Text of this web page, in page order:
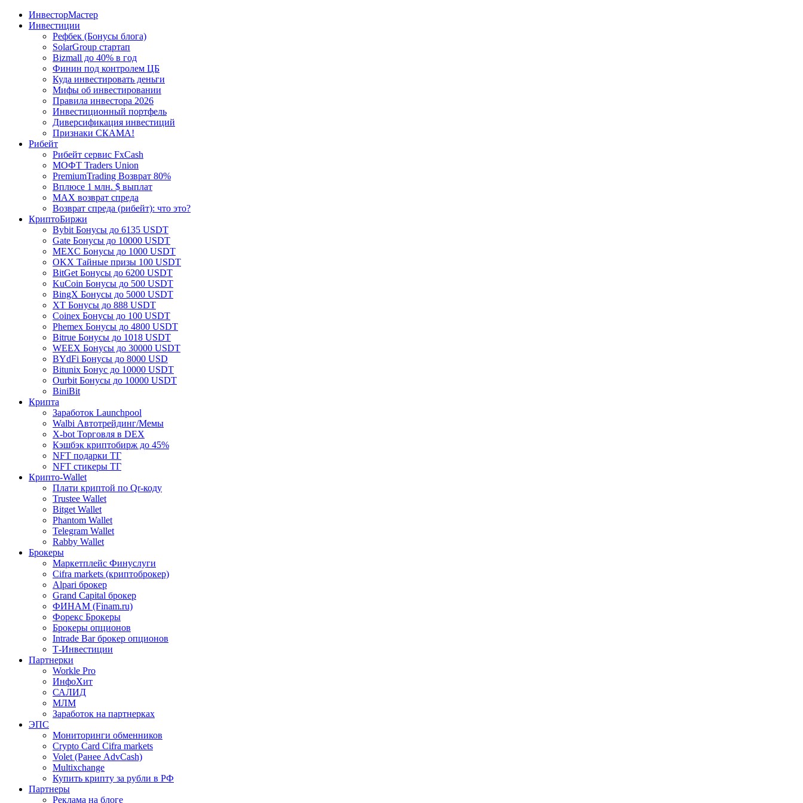
ИнвесторМастер
Инвестиции
Рефбек (Бонусы блога)
SolarGroup стартап
Bizmall до 40% в год
Финин под контролем ЦБ
Куда инвестировать деньги
Мифы об инвестировании
Правила инвестора 2026
Инвестиционный портфель
Диверсификация инвестиций
Признаки СКАМА!
Рибейт
Рибейт сервис FxCash
МОФТ Traders Union
PremiumTrading Возврат 80%
Вплюсе 1 млн. $ выплат
MAX возврат спреда
Возврат спреда (рибейт): что это?
КриптоБиржи
Bybit Бонусы до 6135 USDT
Gate Бонусы до 10000 USDT
MEXC Бонусы до 1000 USDT
OKX Тайные призы 100 USDT
BitGet Бонусы до 6200 USDT
KuCoin Бонусы до 500 USDT
BingX Бонусы до 5000 USDT
XT Бонусы до 888 USDT
Coinex Бонусы до 100 USDT
Phemex Бонусы до 4800 USDT
Bitrue Бонусы до 1018 USDT
WEEX Бонусы до 30000 USDT
BYdFi Бонусы до 8000 USD
Bitunix Бонус до 10000 USDT
Ourbit Бонусы до 10000 USDT
BiniBit
Крипта
Заработок Launchpool
Walbi Автотрейдинг/Мемы
X-bot Торговля в DEX
Кэшбэк криптобирж до 45%
NFT подарки ТГ
NFT стикеры ТГ
Крипто-Wallet
Плати криптой по Qr-коду
Trustee Wallet
Bitget Wallet
Phantom Wallet
Telegram Wallet
Rabby Wallet
Брокеры
Маркетплейс Финуслуги
Cifra markets (криптоброкер)
Alpari брокер
Grand Capital брокер
ФИНАМ (Finam.ru)
Форекс Брокеры
Брокеры опционов
Intrade Bar брокер опционов
Т-Инвестиции
Партнерки
Workle Pro
ИнфоХит
САЛИД
МЛМ
Заработок на партнерках
ЭПС
Мониторинги обменников
Crypto Card Cifra markets
Volet (Ранее AdvCash)
Multixchange
Купить крипту за рубли в РФ
Партнеры
Реклама на блоге